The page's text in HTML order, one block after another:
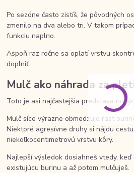
Po sezóne často zistíš, že pôvodných
zmenilo na dva alebo tri. V takom
funkciu naplno.
Aspoň raz ročne sa oplatí vrstvu
doplniť.
Mulč ako náhrada za
Toto je asi najčastejšia predstava
Mulč síce výrazne obmedzuje rast
Niektoré agresívne druhy si nájdu
niekoľkocentimetrovú vrstvu kôry.
Najlepší výsledok dosiahneš vtedy,
existujúcu burinu a až potom mulčuješ.